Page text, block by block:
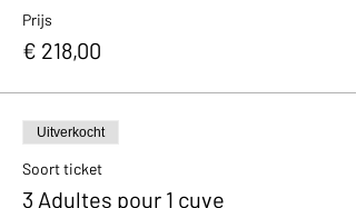
Prijs
€ 218,00
Uitverkocht
Soort ticket
3 Adultes pour 1 cuve